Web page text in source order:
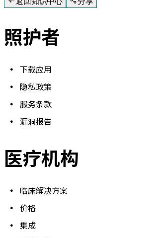
照护者
下载应用
隐私政策
服务条款
漏洞报告
医疗机构
临床解决方案
价格
集成